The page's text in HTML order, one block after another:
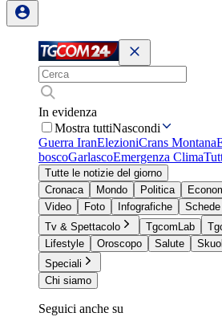
In evidenza
Mostra tuttiNascondi
Guerra IranElezioniCrans Montana
boscoGarlascoEmergenza Clima
Tutte le notizie del giorno
Cronaca
Mondo Politica
Video
Foto Infografiche
Schede
Tv & Spettacolo
TgcomLab
Lifestyle
Oroscopo Salute
Speciali
Chi siamo
Seguici anche su